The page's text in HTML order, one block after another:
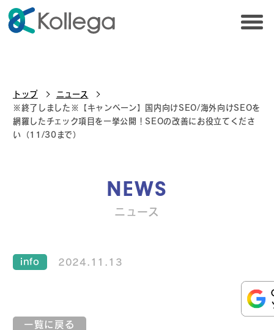
トップ
ニュース
※終了しました※【キャンペーン】国内向けSEO/海外向けSEOを
網羅したチェック項目を一挙公開！SEOの改善にお役立てくださ
い（11/30まで）
NEWS
ニュース
info 2024.11.13
一覧に戻る